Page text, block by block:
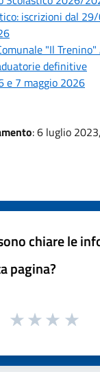
iscrizioni dal
"Il
definitive
e 7 maggio 2026
: 6 luglio
chiare le
pagina?